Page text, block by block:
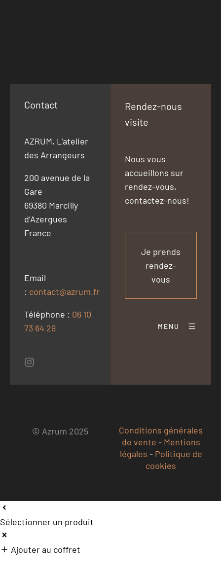
Contact
AZRUM, L’atelier
des Arrangeurs
200 avenue de la
Gare
69380 Marcilly
d’Azergues
France
Email
: contact@azrum.fr
Téléphone : 06 10
73 64 29
Rendez-nous
visite
Nous vous
accueillons sur
rendez-vous,
contactez-nous!
Je prends
rendez-
vous
MENU
© Azrum 2025
Conditions générales
de vente - Mentions
légales - Politique de
cookies
Sélectionner un produit
Ajouter au coffret